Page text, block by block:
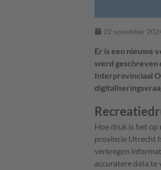
22 november
Er is een nieuwe
werd geschreven
Interprovinciaal
Hoe druk is het op
provincie Utrecht
verkregen
accuratere data te